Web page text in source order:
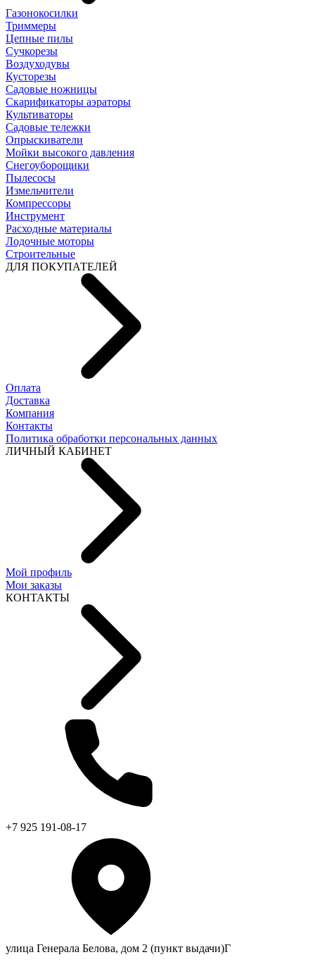
Газонокосилки
Триммеры
Цепные пилы
Cучкорезы
Воздуходувы
Кусторезы
Садовые ножницы
Скарификаторы аэраторы
Культиваторы
Садовые тележки
Опрыскиватели
Мойки высокого давления
Снегоуборощики
Пылесосы
Измельчители
Компрессоры
Инструмент
Расходные материалы
Лодочные моторы
Строительные
ДЛЯ ПОКУПАТЕЛЕЙ
Оплата
Доставка
Компания
Контакты
Политика обработки персональных данных
ЛИЧНЫЙ КАБИНЕТ
Мой профиль
Мои заказы
КОНТАКТЫ
+7 925 191-08-17
улица Генерала Белова, дом 2 (пункт выдачи)Г